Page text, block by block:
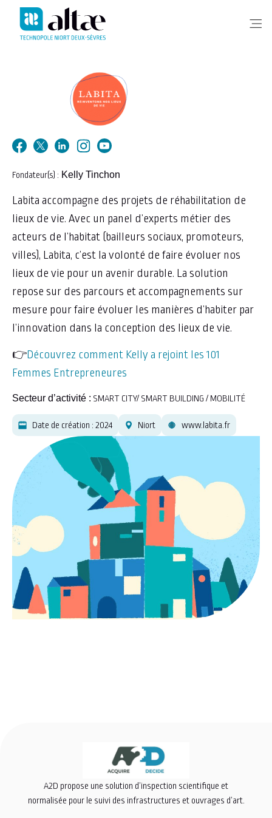
Fondateur(s) : Kelly Tinchon
Labita accompagne des projets de réhabilitation de
lieux de vie. Avec un panel d’experts métier des
acteurs de l’habitat (bailleurs sociaux, promoteurs,
villes), Labita, c’est la volonté de faire évoluer nos
lieux de vie pour un avenir durable. La solution
repose sur des parcours et accompagnements sur
mesure pour faire évoluer les manières d’habiter par
l’innovation dans la conception des lieux de vie.
👉Découvrez comment Kelly a rejoint les 101
Femmes Entrepreneures
Secteur d’activité : SMART CITY/ SMART BUILDING / MOBILITÉ
Date de création : 2024 Niort www.labita.fr
A2D propose une solution d’inspection scientifique et
normalisée pour le suivi des infrastructures et ouvrages d’art.